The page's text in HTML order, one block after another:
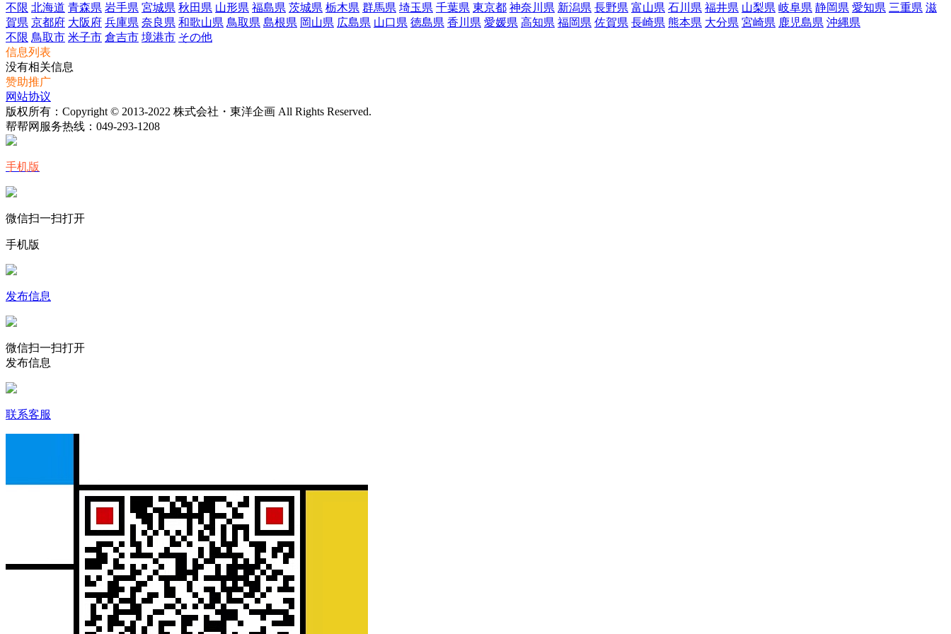
不限 北海道 青森県 岩手県 宮城県 秋田県 山形県 福島県 茨城県 栃木県 群馬県 埼玉県 千葉県 東京都 神奈川県 新潟県 長野県 富山県 石川県 福井県 山梨県 岐阜県 静岡県 愛知県 三重県 滋
賀県 京都府 大阪府 兵庫県 奈良県 和歌山県 鳥取県 島根県 岡山県 広島県 山口県 徳島県 香川県 愛媛県 高知県 福岡県 佐賀県 長崎県 熊本県 大分県 宮崎県 鹿児島県 沖縄県
不限 鳥取市 米子市 倉吉市 境港市 その他
信息列表
没有相关信息
赞助推广
网站协议
版权所有：Copyright © 2013-2022 株式会社・東洋企画 All Rights Reserved.
帮帮网服务热线： 049-293-1208
手机版
微信扫一扫打开
手机版
发布信息
微信扫一扫打开
发布信息
联系客服